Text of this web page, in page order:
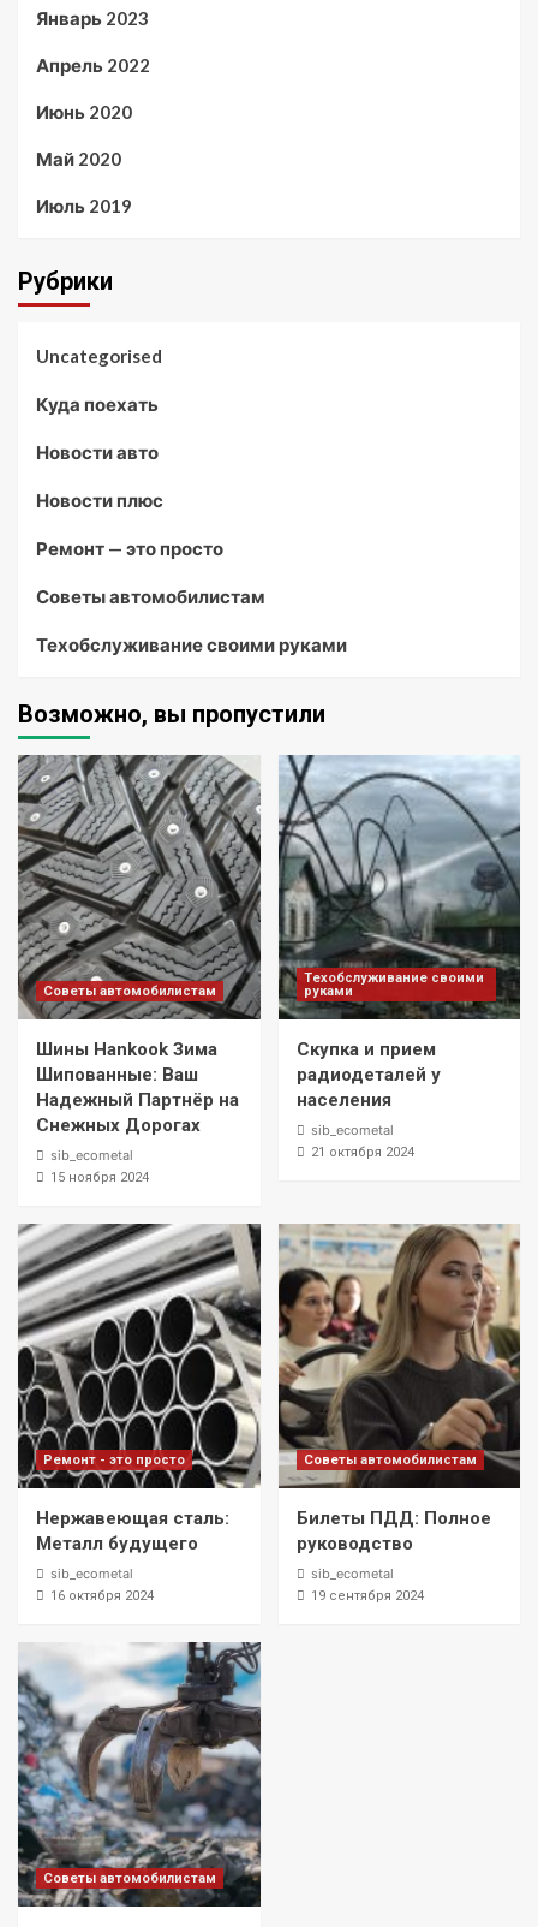
Январь 2023
Апрель 2022
Июнь 2020
Май 2020
Июль 2019
Рубрики
Uncategorised
Куда поехать
Новости авто
Новости плюс
Ремонт — это просто
Советы автомобилистам
Техобслуживание своими руками
Возможно, вы пропустили
Советы автомобилистам
Шины Hankook Зима
Шипованные: Ваш
Надежный Партнёр на
Снежных Дорогах
sib_ecometal
15 ноября 2024
Техобслуживание своими
руками
Скупка и прием
радиодеталей у
населения
sib_ecometal
21 октября 2024
Ремонт - это просто
Нержавеющая сталь:
Металл будущего
sib_ecometal
16 октября 2024
Советы автомобилистам
Билеты ПДД: Полное
руководство
sib_ecometal
19 сентября 2024
Советы автомобилистам